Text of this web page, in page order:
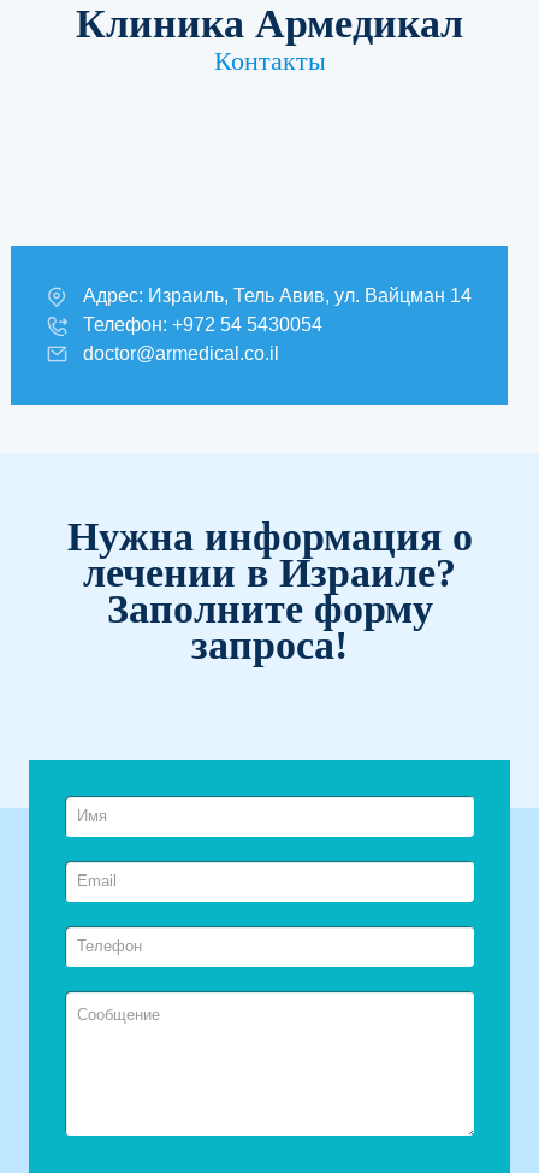
Клиника Армедикал
Контакты
Адрес: Израиль, Тель Авив, ул. Вайцман 14
Телефон: +972 54 5430054
doctor@armedical.co.il
Нужна информация о
лечении в Израиле?
Заполните форму
запроса!